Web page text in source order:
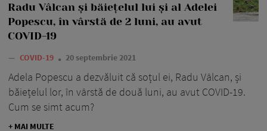
Radu Vâlcan și băiețelul lui și al Adelei
Popescu, în vârstă de 2 luni, au avut
COVID-19
— COVID-19 20 septembrie 2021
Adela Popescu a dezvăluit că soțul ei, Radu Vâlcan, și
băiețelul lor, în vârstă de două luni, au avut COVID-19.
Cum se simt acum?
+ MAI MULTE